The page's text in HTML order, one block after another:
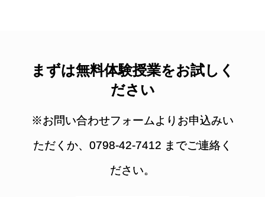
まずは無料体験授業をお試しく
ださい
※お問い合わせフォームよりお申込みい
ただくか、0798-42-7412 までご連絡く
ださい。